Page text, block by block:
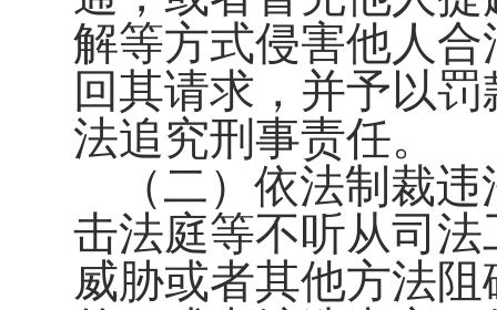
解等方式侵害他人
回其请求，并予以
法追究刑事责任。
（二）依法制裁
击法庭等不听从司
威胁或者其他方法